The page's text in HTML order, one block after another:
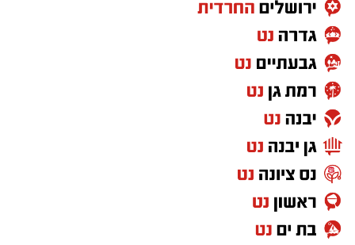
מעוניינים להגיב? לדווח ? צרו איתנו קשר במייל -
ASHDODS@ISNET.CO.IL